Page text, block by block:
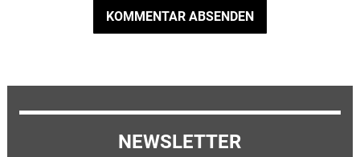
KOMMENTAR ABSENDEN
NEWSLETTER